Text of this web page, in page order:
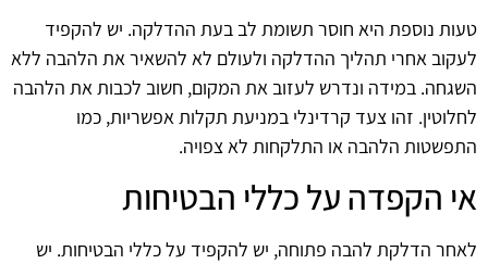
טעות נוספת היא חוסר תשומת לב בעת ההדלקה. יש להקפיד
לעקוב אחרי תהליך ההדלקה ולעולם לא להשאיר את הלהבה ללא
השגחה. במידה ונדרש לעזוב את המקום, חשוב לכבות את הלהבה
לחלוטין. זהו צעד קרדינלי במניעת תקלות אפשריות, כמו
התפשטות הלהבה או התלקחות לא צפויה.
אי הקפדה על כללי הבטיחות
לאחר הדלקת להבה פתוחה, יש להקפיד על כללי הבטיחות. יש